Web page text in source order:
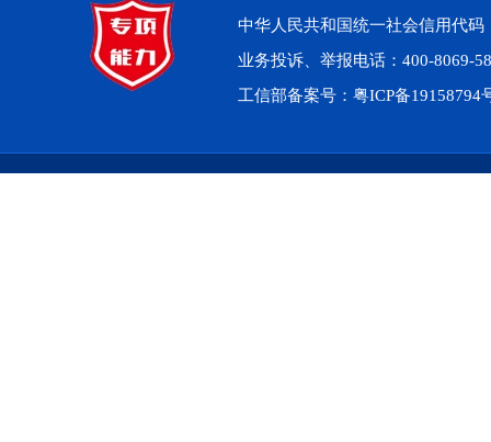
中华人民共和国统一社会信用代
业务投诉、举报电话：400-8069-
工信部备案号： 粤ICP备19158794